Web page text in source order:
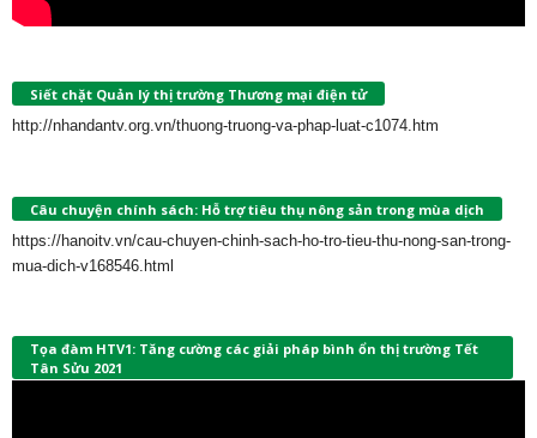
Siết chặt Quản lý thị trường Thương mại điện tử
http://nhandantv.org.vn/thuong-truong-va-phap-luat-c1074.htm
Câu chuyện chính sách: Hỗ trợ tiêu thụ nông sản trong mùa dịch
https://hanoitv.vn/cau-chuyen-chinh-sach-ho-tro-tieu-thu-nong-san-trong-
mua-dich-v168546.html
Tọa đàm HTV1: Tăng cường các giải pháp bình ổn thị trường Tết
Tân Sửu 2021